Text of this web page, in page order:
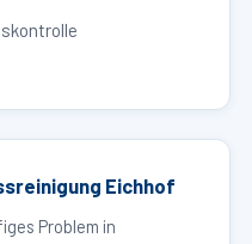
Eichhof
Problem in